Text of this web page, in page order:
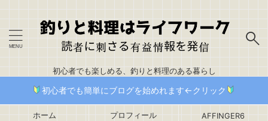
初心者でも楽しめる、釣りと料理のある暮らし
初心者でも簡単にブログを始めれます←クリック
ホーム プロフィール AFFINGER6